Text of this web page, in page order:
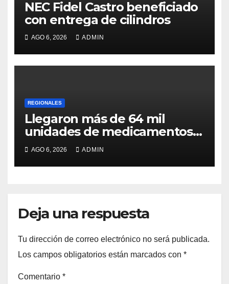
NEC Fidel Castro beneficiado
con entrega de cilindros
AGO 6, 2026 ADMIN
REGIONALES
Llegaron más de 64 mil
unidades de medicamentos e
insumos
AGO 6, 2026 ADMIN
Deja una respuesta
Tu dirección de correo electrónico no será publicada.
Los campos obligatorios están marcados con *
Comentario *